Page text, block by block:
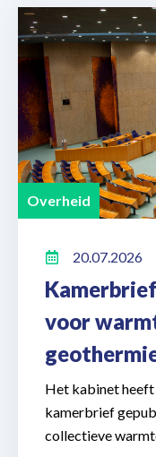
Overheid
20.07.2026
voor
Het kabinet heeft
kamerbrief
collectieve